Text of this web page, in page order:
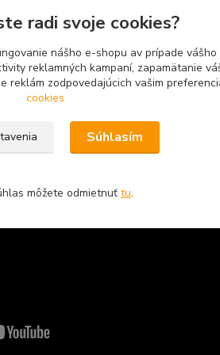
a podvozok
radi svoje cookies?
nášho e-shopu av prípade
reklamných kampaní, zapamätanie
reklám zodpovedajúcich vašim
cookies
Súhlasím
môžete odmietnuť tu.